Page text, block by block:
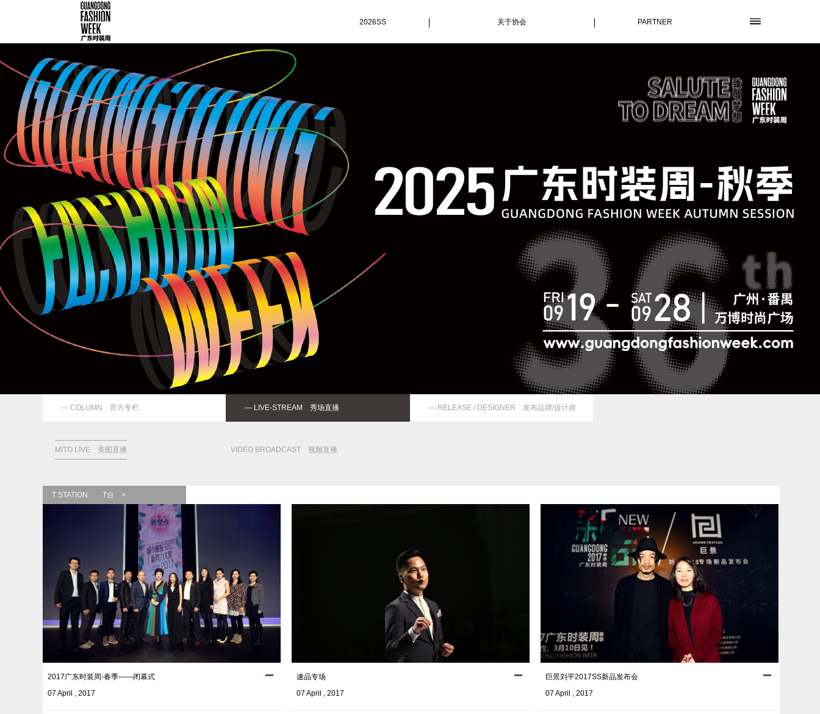
2026SS 关于协会 PARTNER
— COLUMN 官方专栏 — LIVE-STREAM 秀场直播 — RELEASE / DESIGNER 发布品牌/设计师
MITO LIVE 美图直播 VIDEO BROADCAST 视频直播
T STATION T台 >
2017广东时装周-春季——闭幕式
07 April , 2017
速品专场
07 April , 2017
巨景刘平2017SS新品发布会
07 April , 2017